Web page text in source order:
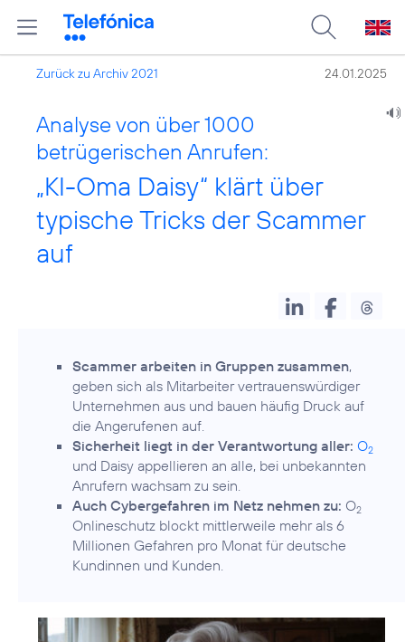
Zurück zu Archiv 2021 24.01.2025
Analyse von über 1000
betrügerischen Anrufen:
„KI-Oma Daisy“ klärt über
typische Tricks der Scammer
auf
Scammer arbeiten in Gruppen zusammen,
geben sich als Mitarbeiter vertrauens­würdiger
Unternehmen aus und bauen häufig Druck auf
die Angerufenen auf.
Sicherheit liegt in der Verantwortung aller: O2
und Daisy appellieren an alle, bei unbekannten
Anrufern wachsam zu sein.
Auch Cybergefahren im Netz nehmen zu: O2
Onlineschutz blockt mittlerweile mehr als 6
Millionen Gefahren pro Monat für deutsche
Kundinnen und Kunden.